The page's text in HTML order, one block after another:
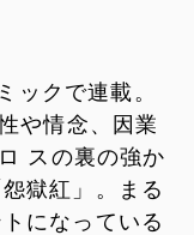
ックで連載。
や情念、因業
スの裏の強か
獄紅」。まる
になっている